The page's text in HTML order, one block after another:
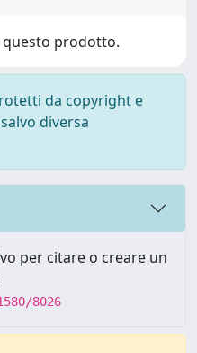
questo prodotto.
da copyright e
diversa
per citare o creare un
8026